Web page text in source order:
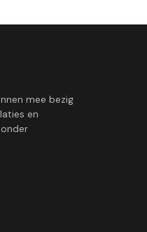
mee bezig
en